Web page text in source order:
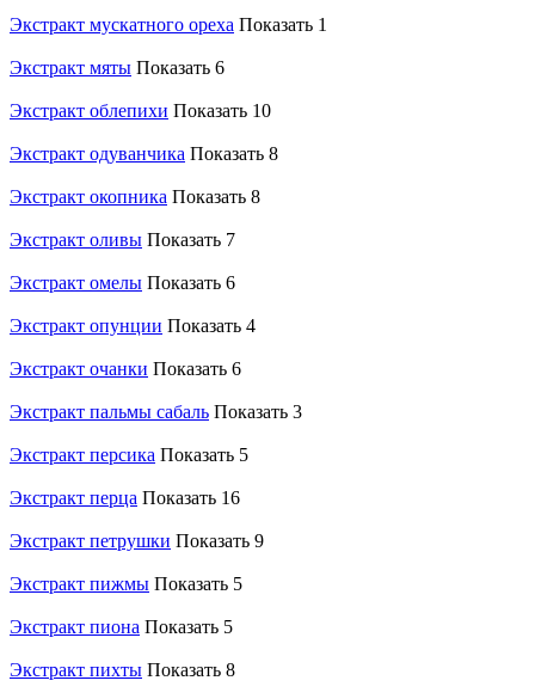
Экстракт мускатного ореха Показать 1
Экстракт мяты Показать 6
Экстракт облепихи Показать 10
Экстракт одуванчика Показать 8
Экстракт окопника Показать 8
Экстракт оливы Показать 7
Экстракт омелы Показать 6
Экстракт опунции Показать 4
Экстракт очанки Показать 6
Экстракт пальмы сабаль Показать 3
Экстракт персика Показать 5
Экстракт перца Показать 16
Экстракт петрушки Показать 9
Экстракт пижмы Показать 5
Экстракт пиона Показать 5
Экстракт пихты Показать 8